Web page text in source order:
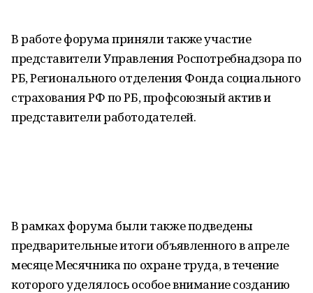
В работе форума приняли также участие
представители Управления Роспотребнадзора по
РБ, Регионального отделения Фонда социального
страхования РФ по РБ, профсоюзный актив и
представители работодателей.
В рамках форума были также подведены
предварительные итоги объявленного в апреле
месяце Месячника по охране труда, в течение
которого уделялось особое внимание созданию